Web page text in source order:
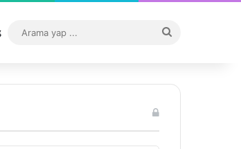
Sitemap
...